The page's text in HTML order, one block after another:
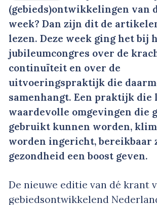
(gebieds)ontwikkelingen van
week? Dan zijn dit de
lezen. Deze week ging het bij
jubileumcongres over de
continuïteit en over de
uitvoeringspraktijk die
samenhangt. Een praktijk
waardevolle omgevingen die
gebruikt kunnen worden,
worden ingericht, bereikbaar
gezondheid een boost geven.
De nieuwe editie van dé krant
gebiedsontwikkelend